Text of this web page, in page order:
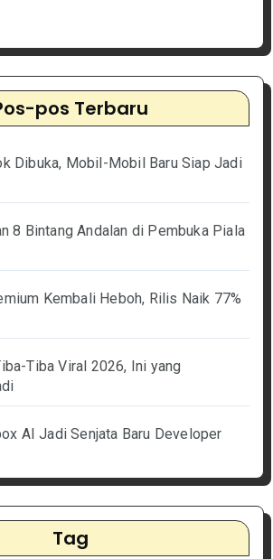
pos Terbaru
Dibuka, Mobil-Mobil Baru Siap Jadi
8 Bintang Andalan di Pembuka Piala
Kembali Heboh, Rilis Naik 77%
Tiba Viral 2026, Ini yang
AI Jadi Senjata Baru Developer
Tag